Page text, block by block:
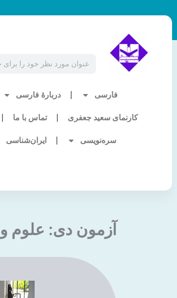
به
فارسی دربارۀ فارسی
کارنمای سعید جعفری تماس با ما
سره‌نویسی ایران‌شناسی
آزمون دی: علوم و